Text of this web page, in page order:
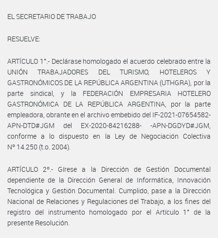
EL SECRETARIO DE TRABAJO
RESUELVE:
ARTÍCULO 1°.- Declárase homologado el acuerdo celebrado entre la
UNIÓN TRABAJADORES DEL TURISMO, HOTELEROS Y
GASTRONÓMICOS DE LA REPÚBLICA ARGENTINA (UTHGRA), por la
parte sindical, y la FEDERACIÓN EMPRESARIA HOTELERO
GASTRONÓMICA DE LA REPÚBLICA ARGENTINA, por la parte
empleadora, obrante en el archivo embebido del IF-2021-07654582-
APN-DTD#JGM del EX-2020-84216288- -APN-DGDYD#JGM,
conforme a lo dispuesto en la Ley de Negociación Colectiva
Nº 14.250 (t.o. 2004).
ARTÍCULO 2º.- Gírese a la Dirección de Gestión Documental
dependiente de la Dirección General de Informática, Innovación
Tecnológica y Gestión Documental. Cumplido, pase a la Dirección
Nacional de Relaciones y Regulaciones del Trabajo, a los fines del
registro del instrumento homologado por el Artículo 1° de la
presente Resolución.